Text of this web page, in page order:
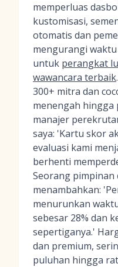
memperluas
kustomisasi,
otomatis dan
mengurangi
untuk perangkat
wawancara terbaik
300+ mitra dan
menengah hingga
manajer
saya: 'Kartu skor
evaluasi kami
berhenti
Seorang
menambahkan:
menurunkan
sebesar 28% dan
sepertiganya.'
dan premium,
puluhan hingga